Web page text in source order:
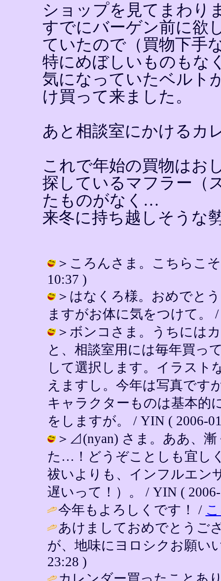
ショップを見てまわり
すでにバーゲン前に欲
ていたので（買物下手
特にめぼしいものもな
気になっていたベルト
け買って来ました。
あと相談室にかけるカ
これで年始の買物はお
探しているマフラー（
たものがなく…
来冬に持ち越しそうな
＞ころんさま。こちらこ
10:37 )
＞はなくろ様。おめでと
ますがお体に気をつけて。
＞ボンコさま。うちには
と、相談室用には毎年買っ
して選択します。イラスト
えますし。今年は写真です
キャラクターものは基本的
をしますが。 / YIN ( 2006-
＞⊿(nyan) さま。ああ、
た…！どうぞことしも宜し
祓いよりも、インフルエン
遅いって！）。 / YIN (
今年もよろしくです！ /
あけましておめでとうご
が、地味にヨロシクお願い
23:28 )